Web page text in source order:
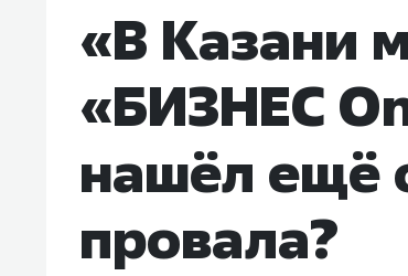
«В Казани
«БИЗНЕС
нашёл ещё
провала?